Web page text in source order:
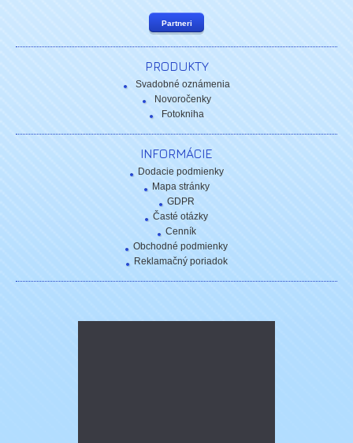
Partneri
PRODUKTY
Svadobné oznámenia
Novoročenky
Fotokniha
INFORMÁCIE
Dodacie podmienky
Mapa stránky
GDPR
Časté otázky
Cenník
Obchodné podmienky
Reklamačný poriadok